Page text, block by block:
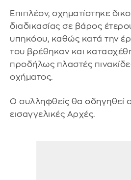
Επιπλέον, σχηματίστηκε
διαδικασίας σε βάρος
υπηκόου, καθώς κατά την
του βρέθηκαν και
προδήλως πλαστές
οχήματος.
Ο συλληφθείς θα οδηγηθεί
εισαγγελικές Αρχές.